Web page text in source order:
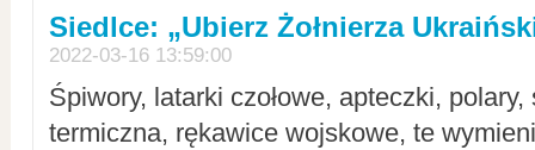
Siedlce: „Ubierz Żołnierza
2022-03-16 13:59:00
Śpiwory, latarki czołowe, apteczki,
termiczna, rękawice wojskowe, te